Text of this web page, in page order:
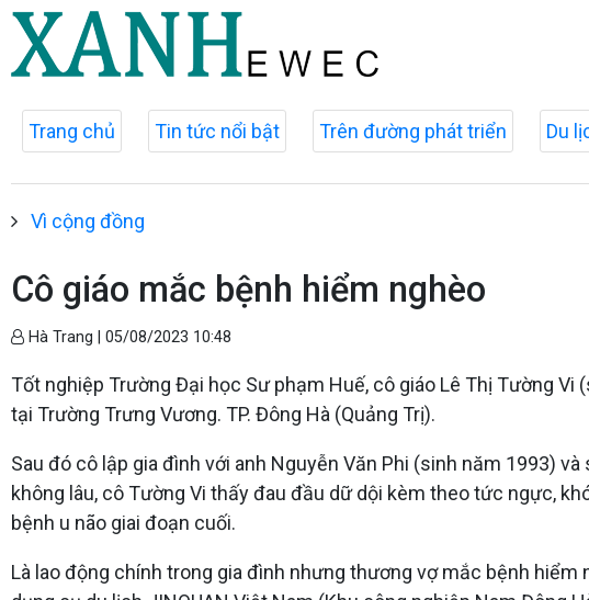
Trang chủ Tin tức nổi bật Trên đường phát triển Du
Vì cộng đồng
Cô giáo mắc bệnh hiểm nghèo
Hà Trang | 05/08/2023 10:48
Tốt nghiệp Trường Đại học Sư phạm Huế, cô giáo Lê Thị Tường Vi
tại Trường Trưng Vương. TP. Đông Hà (Quảng Trị).
Sau đó cô lập gia đình với anh Nguyễn Văn Phi (sinh năm 1993)
không lâu, cô Tường Vi thấy đau đầu dữ dội kèm theo tức ngực,
bệnh u não giai đoạn cuối.
Là lao động chính trong gia đình nhưng thương vợ mắc bệnh